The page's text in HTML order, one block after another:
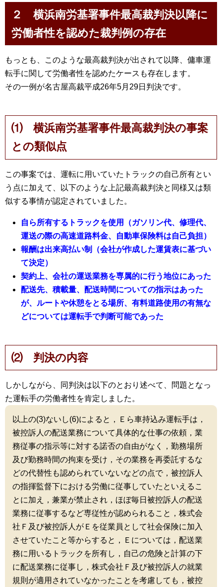
２ 横浜南労基署事件最高裁判決以降に
労働者性を認めた裁判例の存在
もっとも、このような最高裁判決が出されて以降、傭車運
転手に関して労働者性を認めたケースも存在します。
その一例が名古屋高裁平成26年5月29日判決です。
⑴ 横浜南労基署事件最高裁判決の事案
との類似点
この事案では、運転に用いていたトラックの自己所有とい
う点に加えて、以下のような上記最高裁判決と同様又は類
似する事情が認定されていました。
自ら所有するトラックを使用（ガソリン代、修理代、
運送の際の高速道路料金、自動車保険料は自己負担）
報酬は出来高払い制（会社が作成した運賃表に基づい
て決定）
契約上、会社の運送業務を専属的に行う地位にあった
配送先、積載量、配送時間についての指示はあった
が、ルートや休憩をとる場所、有料道路使用の有無な
どについては運転手で判断可能であった
⑵ 判決の内容
しかしながら、同判決は以下のとおり述べて、問題となっ
た運転手の労働者性を肯定しました。
以上の(3)ないし(6)によると，Ｅら車持込み運転手は，
被控訴人の配送業務について具体的な仕事の依頼，業
務従事の指示等に対する諾否の自由がなく，勤務場所
及び勤務時間の拘束を受け，その業務を再委託するな
どの代替性も認められていないなどの点で，被控訴人
の指揮監督下における労働に従事していたといえるこ
とに加え，兼業が禁止され，ほぼ毎日被控訴人の配送
業務に従事するなど専従性が認められること，株式会
社Ｆ及び被控訴人がＥを従業員として社会保険に加入
させていたこと等からすると，Ｅについては，配送業
務に用いるトラックを所有し，自己の危険と計算の下
に配送業務に従事し，株式会社Ｆ及び被控訴人の就業
規則が適用されていなかったことを考慮しても，被控